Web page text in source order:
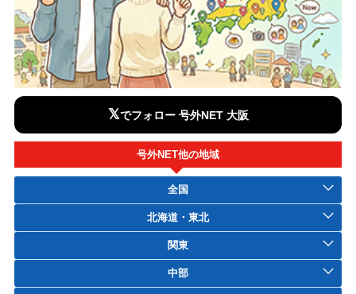
𝕏でフォロー 号外NET 大阪
号外NET他の地域
全国
北海道・東北
関東
中部